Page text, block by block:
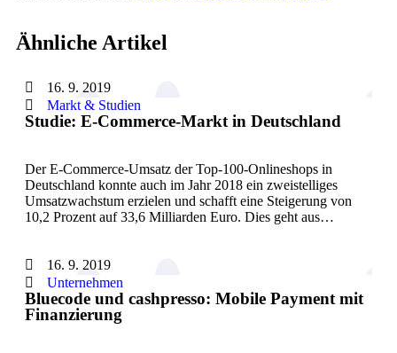
Ähnliche Artikel
16. 9. 2019
Markt & Studien
Studie: E-Commerce-Markt in Deutschland
Der E-Commerce-Umsatz der Top-100-Onlineshops in
Deutschland konnte auch im Jahr 2018 ein zweistelliges
Umsatzwachstum erzielen und schafft eine Steigerung von
10,2 Prozent auf 33,6 Milliarden Euro. Dies geht aus…
16. 9. 2019
Unternehmen
Bluecode und cashpresso: Mobile Payment mit
Finanzierung